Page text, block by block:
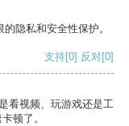
隐私和安全性保护。
支持[0] 反对[0]
看视频、玩游戏还是工
顿了。